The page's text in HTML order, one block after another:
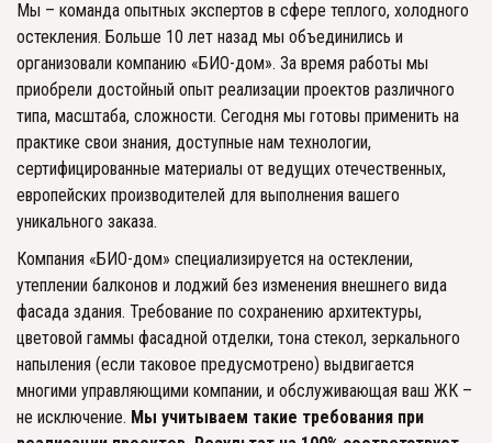
Мы – команда опытных экспертов в сфере теплого, холодного
остекления. Больше 10 лет назад мы объединились и
организовали компанию «БИО-дом». За время работы мы
приобрели достойный опыт реализации проектов различного
типа, масштаба, сложности. Сегодня мы готовы применить на
практике свои знания, доступные нам технологии,
сертифицированные материалы от ведущих отечественных,
европейских производителей для выполнения вашего
уникального заказа.
Компания «БИО-дом» специализируется на остеклении,
утеплении балконов и лоджий без изменения внешнего вида
фасада здания. Требование по сохранению архитектуры,
цветовой гаммы фасадной отделки, тона стекол, зеркального
напыления (если таковое предусмотрено) выдвигается
многими управляющими компании, и обслуживающая ваш ЖК –
не исключение. Мы учитываем такие требования при